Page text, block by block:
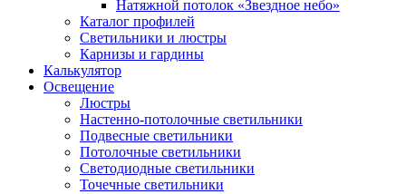
Натяжной потолок «Звездное небо»
Каталог профилей
Светильники и люстры
Карнизы и гардины
Калькулятор
Освещение
Люстры
Настенно-потолочные светильники
Подвесные светильники
Потолочные светильники
Светодиодные светильники
Точечные светильники